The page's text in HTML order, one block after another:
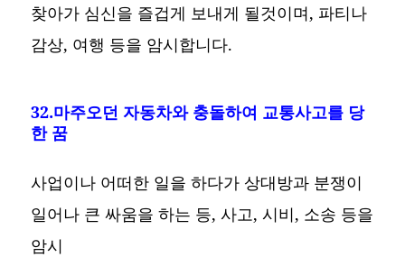
찾아가 심신을 즐겁게 보내게 될것이며, 파티나
감상, 여행 등을 암시합니다.
32.마주오던 자동차와 충돌하여 교통사고를 당
한 꿈
사업이나 어떠한 일을 하다가 상대방과 분쟁이
일어나 큰 싸움을 하는 등, 사고, 시비, 소송 등을
암시